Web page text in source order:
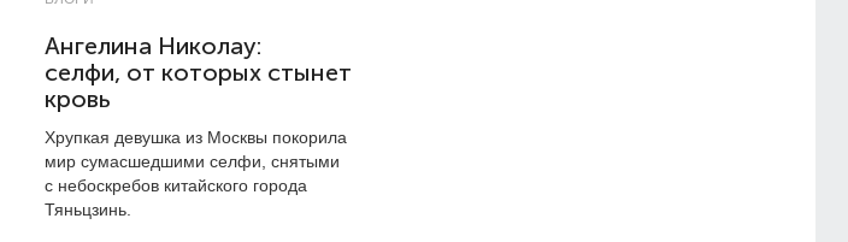
Ангелина Николау:
селфи, от которых стынет
кровь
Хрупкая девушка из Москвы покорила
мир сумасшедшими селфи, снятыми
с небоскребов китайского города
Тяньцзинь.